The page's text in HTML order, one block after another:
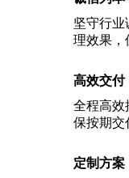
坚守行业
理效果，
高效交付
全程高效
保按期交
定制方案